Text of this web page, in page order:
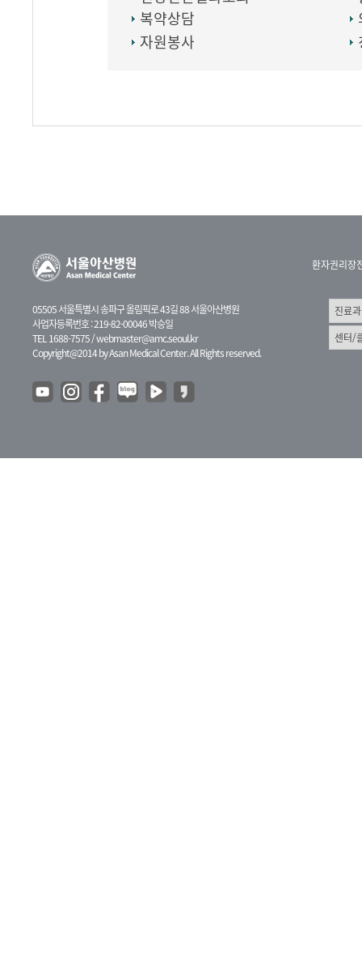
복약상담
자원봉사
05505 서울특별시 송파구 올림픽로 43길 88 서울아산병원
사업자등록번호 : 219-82-00046 박승일
TEL 1688-7575 /webmaster@amc.seoul.kr
Copyright@2014 by Asan Medical Center. All Rights reserved.
환자권리장